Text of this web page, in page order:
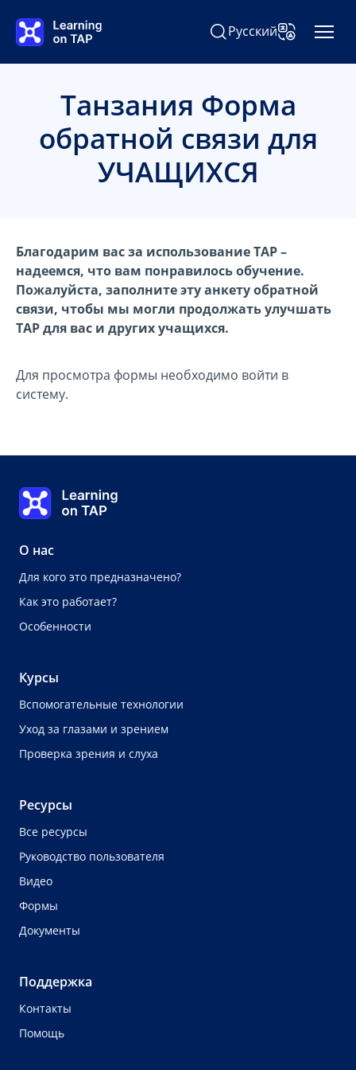
Поиск Learning on TAP
РусскийИзменить
Танзания Форма
обратной связи для
УЧАЩИХСЯ
Благодарим вас за использование TAP –
надеемся, что вам понравилось обучение.
Пожалуйста, заполните эту анкету обратной
связи, чтобы мы могли продолжать улучшать
TAP для вас и других учащихся.
Для просмотра формы необходимо войти в
систему.
Learning on TAP Главная
О нас
Для кого это предназначено?
Как это работает?
Особенности
Курсы
Вспомогательные технологии
Уход за глазами и зрением
Проверка зрения и слуха
Ресурсы
Все ресурсы
Руководство пользователя
Видео
Формы
Документы
Поддержка
Контакты
Помощь